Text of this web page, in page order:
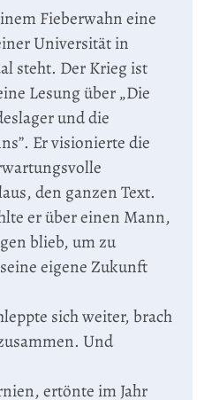
Fieberwahn eine
Universität in
steht. Der Krieg ist
Lesung über „Die
und die
Er visionierte die
den ganzen Text.
er über einen Mann,
blieb, um zu
eigene Zukunft
sich weiter, brach
Und
ertönte im Jahr